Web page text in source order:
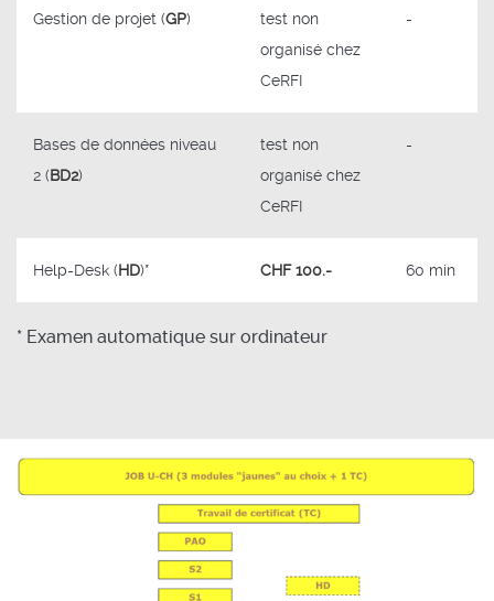
Gestion de projet (GP)
test non
organisé chez
CeRFI
-
Bases de données niveau
2 (BD2)
test non
organisé chez
CeRFI
-
Help-Desk (HD)* CHF 100.- 60 min
* Examen automatique sur ordinateur